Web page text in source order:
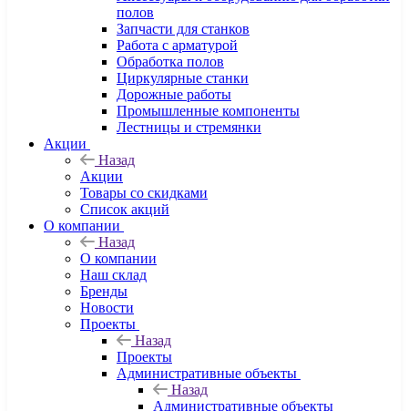
полов
Запчасти для станков
Работа с арматурой
Обработка полов
Циркулярные станки
Дорожные работы
Промышленные компоненты
Лестницы и стремянки
Акции
Назад
Акции
Товары со скидками
Список акций
О компании
Назад
О компании
Наш склад
Бренды
Новости
Проекты
Назад
Проекты
Административные объекты
Назад
Административные объекты